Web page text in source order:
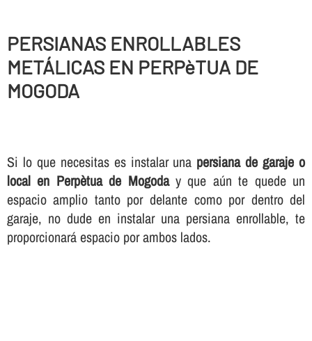
PERSIANAS ENROLLABLES
METÁLICAS EN PERPèTUA DE
MOGODA
Si lo que necesitas es instalar una persiana de garaje o
local en Perpètua de Mogoday que aún te quede un
espacio amplio tanto por delante como por dentro del
garaje, no dude en instalar una persiana enrollable, te
proporcionará espacio por ambos lados.